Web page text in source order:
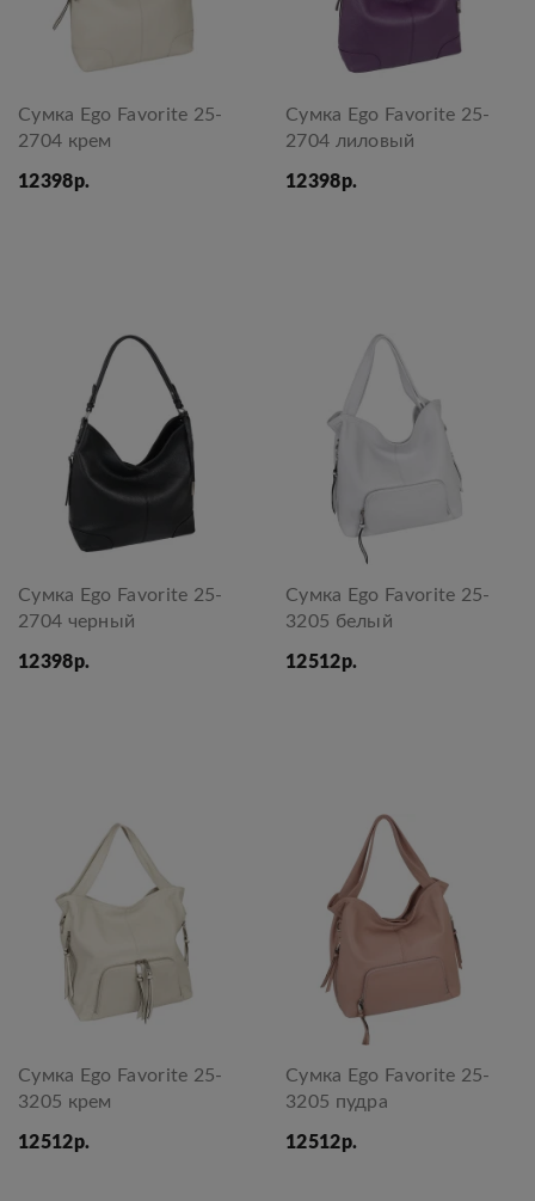
Сумка Ego Favorite 25-
2704 крем
12398р.
Сумка Ego Favorite 25-
2704 лиловый
12398р.
Сумка Ego Favorite 25-
2704 черный
12398р.
Сумка Ego Favorite 25-
3205 белый
12512р.
Сумка Ego Favorite 25-
3205 крем
12512р.
Сумка Ego Favorite 25-
3205 пудра
12512р.